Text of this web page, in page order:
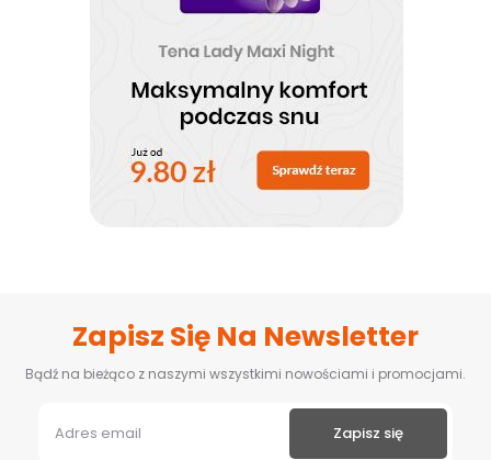
Zapisz Się Na Newsletter
Bądź na bieżąco z naszymi wszystkimi nowościami i promocjami.